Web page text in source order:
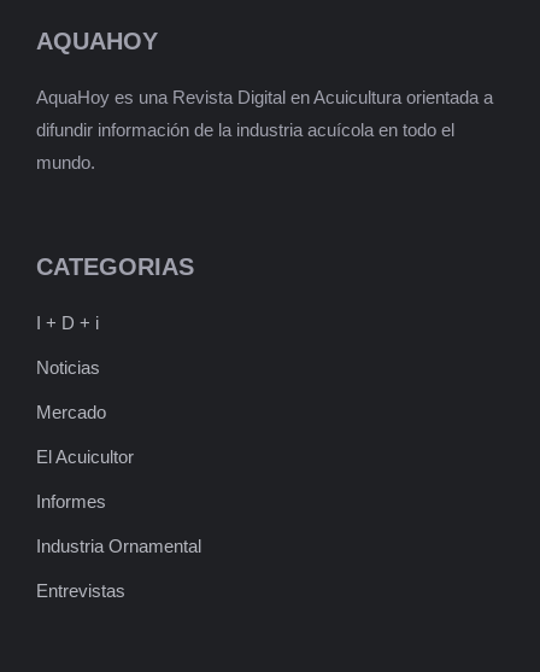
AQUAHOY
AquaHoy es una Revista Digital en Acuicultura orientada a
difundir información de la industria acuícola en todo el
mundo.
CATEGORIAS
I + D + i
Noticias
Mercado
El Acuicultor
Informes
Industria Ornamental
Entrevistas